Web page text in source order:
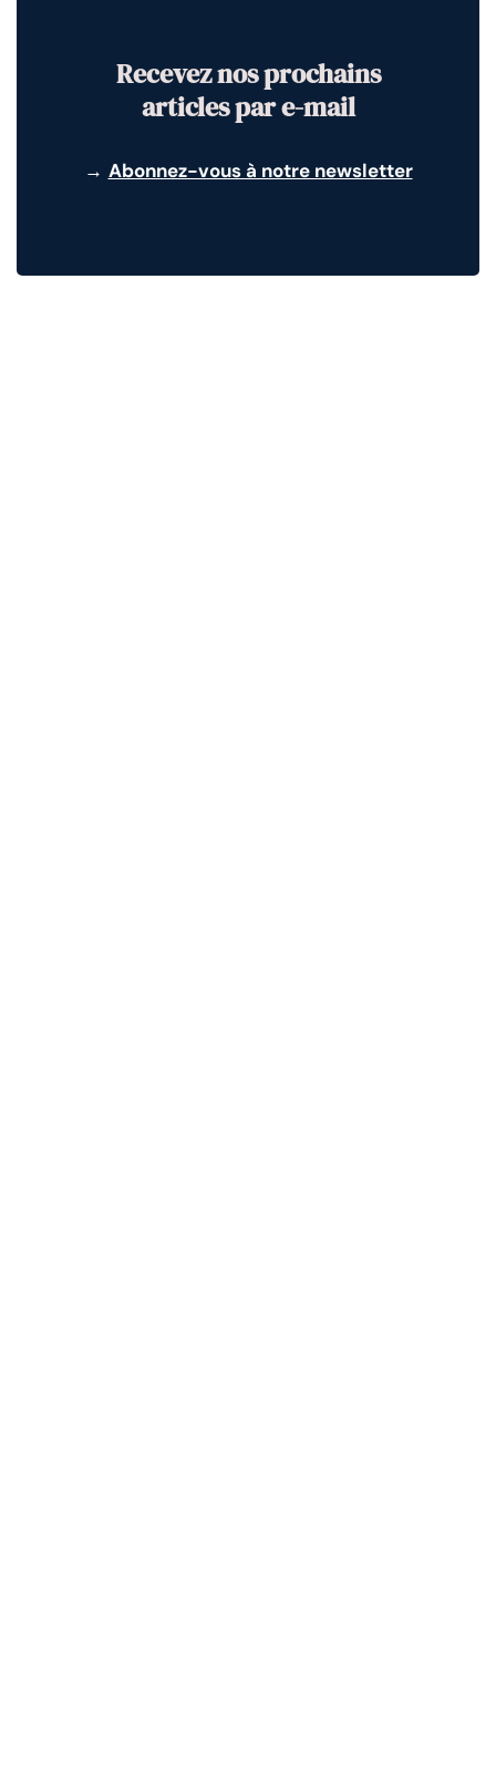
Recevez nos prochains
articles par e-mail
→ Abonnez-vous à notre newsletter